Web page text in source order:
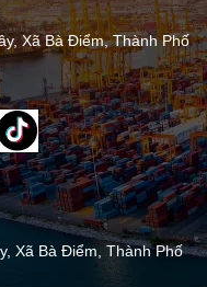
Xã Bà Điểm, Thành Phố
Xã Bà Điểm, Thành Phố